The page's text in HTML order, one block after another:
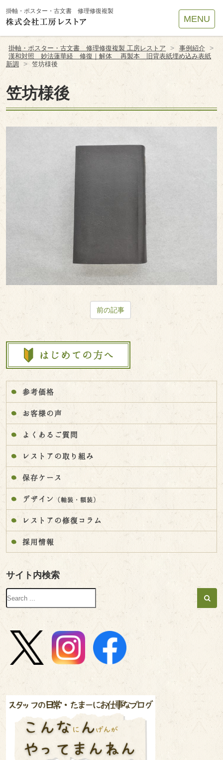
掛軸・ポスター・古文書 修理修復複製
MENU
掛軸・ポスター・古文書 修理修復複製 工房レストア > 事例紹介 >
漢和対照 妙法蓮華経 修復｜解体 再製本 旧背表紙埋め込み表紙
新調
> 笠坊様後
笠坊様後
前の記事
参考価格
お客様の声
よくあるご質問
レストアの取り組み
保存ケース
デザイン （軸装・額装）
レストアの修復コラム
採用情報
サイト内検索
Site
Footer